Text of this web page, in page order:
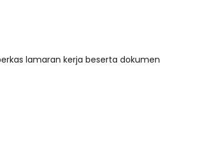
lamaran kerja beserta dokumen